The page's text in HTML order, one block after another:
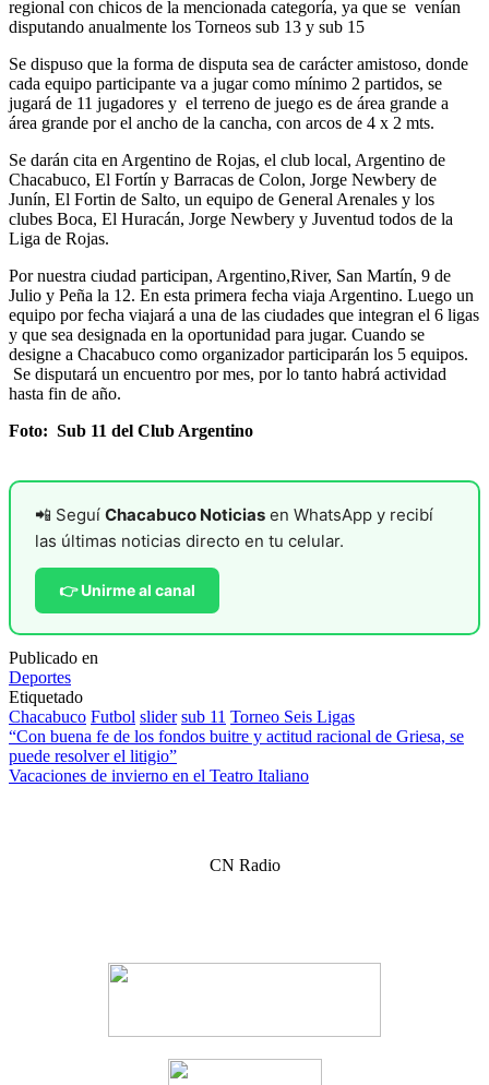
regional con chicos de la mencionada categoría, ya que se venían
disputando anualmente los Torneos sub 13 y sub 15
Se dispuso que la forma de disputa sea de carácter amistoso, donde
cada equipo participante va a jugar como mínimo 2 partidos, se
jugará de 11 jugadores y el terreno de juego es de área grande a
área grande por el ancho de la cancha, con arcos de 4 x 2 mts.
Se darán cita en Argentino de Rojas, el club local, Argentino de
Chacabuco, El Fortín y Barracas de Colon, Jorge Newbery de
Junín, El Fortin de Salto, un equipo de General Arenales y los
clubes Boca, El Huracán, Jorge Newbery y Juventud todos de la
Liga de Rojas.
Por nuestra ciudad participan, Argentino,River, San Martín, 9 de
Julio y Peña la 12. En esta primera fecha viaja Argentino. Luego un
equipo por fecha viajará a una de las ciudades que integran el 6 ligas
y que sea designada en la oportunidad para jugar. Cuando se
designe a Chacabuco como organizador participarán los 5 equipos.
Se disputará un encuentro por mes, por lo tanto habrá actividad
hasta fin de año.
Foto: Sub 11 del Club Argentino
📲 Seguí Chacabuco Noticias en WhatsApp y recibí
las últimas noticias directo en tu celular.
👉 Unirme al canal
Publicado en
Deportes
Etiquetado
Chacabuco Futbol slider sub 11 Torneo Seis Ligas
Navegación
de
“Con buena fe de los fondos buitre y actitud racional de Griesa, se
puede resolver el litigio”
Vacaciones de invierno en el Teatro Italiano
CN Radio